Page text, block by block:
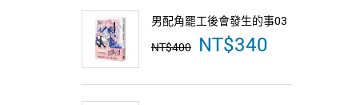
男配角罷工後會發生的事03
NT$400 原
始
NT$400。
NT$340
NT$340。
男配
男配